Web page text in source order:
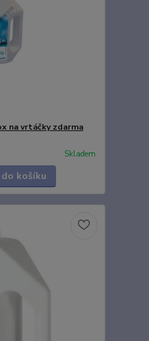
na vrtáčky zdarma
Skladem
košíku